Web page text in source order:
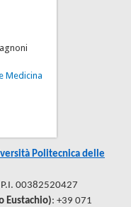
Medicina
Politecnica delle
00382520427
Eustachio): +39 071